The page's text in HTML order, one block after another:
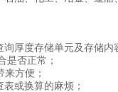
厚度存储单元及存储内
是否正常；
方便；
或换算的麻烦；